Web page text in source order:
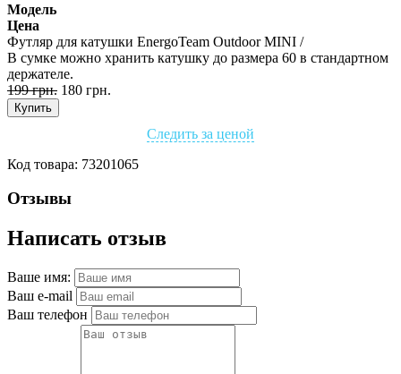
Модель
Цена
Футляр для катушки EnergoTeam Outdoor MINI /
В сумке можно хранить катушку до размера 60 в стандартном
держателе.
199 грн. 180 грн.
Купить
Следить за ценой
Код товара: 73201065
Отзывы
Написать отзыв
Ваше имя:
Ваш e-mail
Ваш телефон